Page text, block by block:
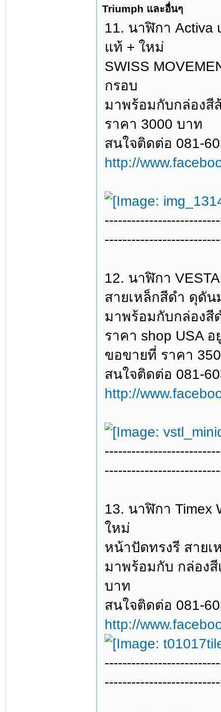
Triumph และอื่นๆ
11. นาฬิกา
แท้ + ใหม่
SWISS
กรอบ
มาพร้อมกับกล่องสี
ราคา 3000 บาท
สนใจติดต่อ 081-
http://
12. นาฬิกา
สายเหล็กสีดำ ดุดั
มาพร้อมกับกล่องสี
ราคา shop USA
ขอขายที่ ราคา
สนใจติดต่อ 081-
http://
13. นาฬิกา Timex
ใหม่
หน้าปัดทรงรี สายเ
มาพร้อมกับ กล่อง
บาท
สนใจติดต่อ 081-
http://